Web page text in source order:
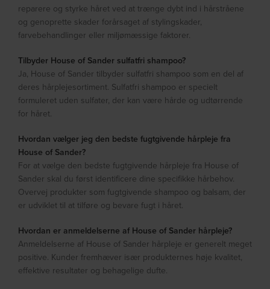
reparere og styrke håret ved at trænge dybt ind i hårstråene
og genoprette skader forårsaget af stylingskader,
farvebehandlinger eller miljømæssige faktorer.
Tilbyder House of Sander sulfatfri shampoo?
Ja, House of Sander tilbyder sulfatfri shampoo som en del af
deres hårplejesortiment. Sulfatfri shampoo er specielt
formuleret uden sulfater, der kan være hårde og udtørrende
for håret.
Hvordan vælger jeg den bedste fugtgivende hårpleje fra
House of Sander?
For at vælge den bedste fugtgivende hårpleje fra House of
Sander skal du først identificere dine specifikke hårbehov.
Overvej produkter som fugtgivende shampoo og balsam, der
er udviklet til at tilføre og bevare fugt i håret.
Hvordan er anmeldelserne af House of Sander hårpleje?
Anmeldelserne af House of Sander hårpleje er generelt meget
positive. Kunder fremhæver især produkternes høje kvalitet,
effektive resultater og behagelige dufte.